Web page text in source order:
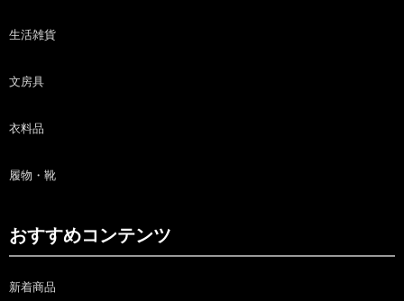
生活雑貨
文房具
衣料品
履物・靴
おすすめコンテンツ
新着商品